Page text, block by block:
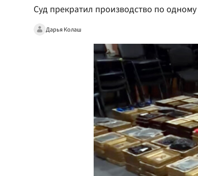
Суд прекратил производство по
Дарья Колаш